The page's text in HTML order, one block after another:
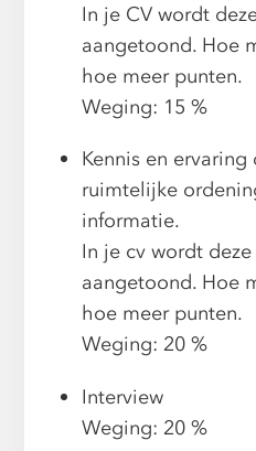
In je CV wordt
aangetoond. Hoe
hoe meer punten.
Weging: 15 %
Kennis en
ruimtelijke
informatie.
In je cv wordt
aangetoond. Hoe
hoe meer punten.
Weging: 20 %
Interview
Weging: 20 %